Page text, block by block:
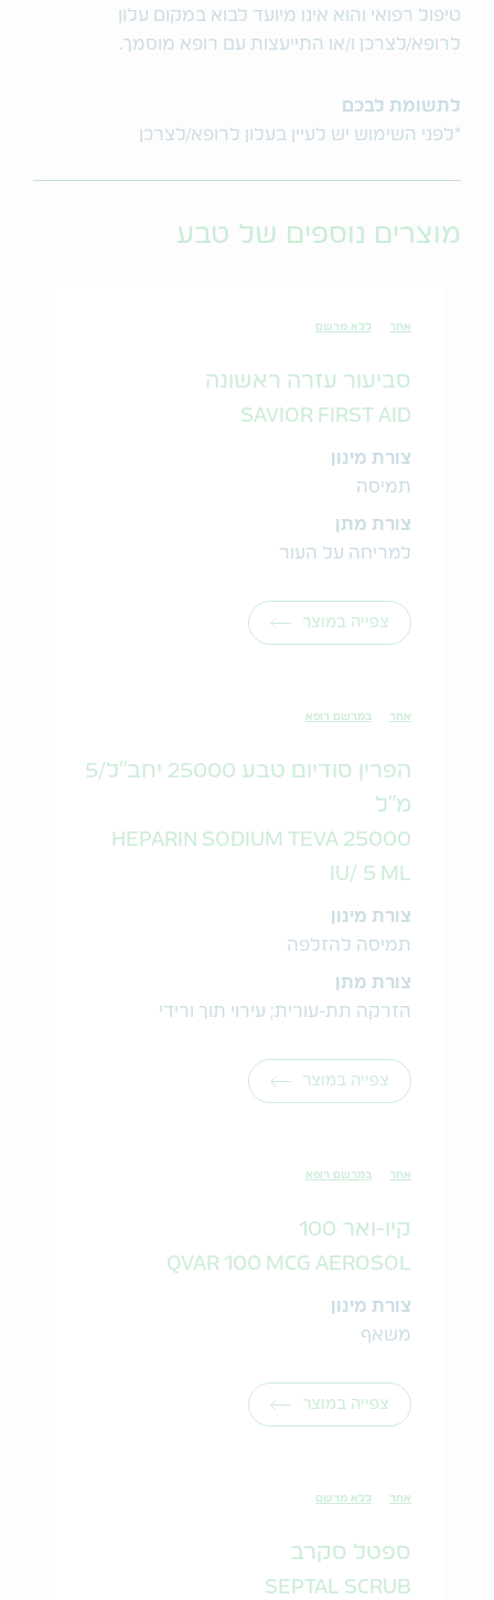
טיפול רפואי והוא אינו מיועד לבוא במקום עלון
לרופא/לצרכן ו/או התייעצות עם רופא מוסמך.
לתשומת לבכם
*לפני השימוש יש לעיין בעלון לרופא/לצרכן
מוצרים נוספים של טבע
אחר ללא מרשם
סביעור עזרה ראשונה
SAVIOR FIRST AID
צורת מינון
תמיסה
צורת מתן
למריחה על העור
צפייה במוצר
אחר במרשם רופא
הפרין סודיום טבע 25000 יחב"ל/5
מ"ל
HEPARIN SODIUM TEVA 25000
IU/ 5 ML
צורת מינון
תמיסה להזלפה
צורת מתן
הזרקה תת-עורית; עירוי תוך ורידי
צפייה במוצר
אחר במרשם רופא
קיו-ואר 100
QVAR 100 MCG AEROSOL
צורת מינון
משאף
צפייה במוצר
אחר ללא מרשם
ספטל סקרב
SEPTAL SCRUB